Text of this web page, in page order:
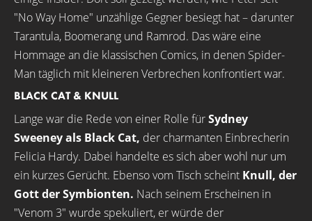
"No Way Home" unzählige Gegner besiegt hat – darunter
Tarantula, Boomerang und Ramrod. Das wäre eine
Hommage an die klassischen Comics, in denen Spider-
Man täglich mit kleineren Verbrechen konfrontiert war.
BLACK CAT & KNULL
Lange war die Rede von einer Rolle fürSydney
Sweeney als Black Cat, der charmanten Einbrecherin
Felicia Hardy. Dabei handelte es sich aber wohl nur um
ein kurzes Gerücht. Ebenso vom Tisch scheint Knull, der
Gott der Symbionten. Nach seinem Erscheinen in
"Venom 3" wurde spekuliert, er würde der